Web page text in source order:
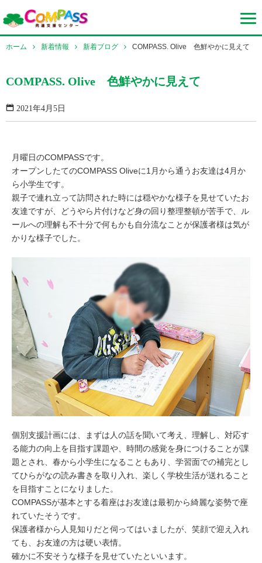
ホーム 新着情報 新着ブログ COMPASS. Olive 色鮮やかに見えて
COMPASS. Olive 色鮮やかに見えて
2021年4月5日
月曜日のCOMPASSです。
オープンしたてのCOMPASS Oliveに1月から通うお友達は4月か
ら小学生です。
親子で連れ立って訪問された時には穏やかな様子を見せていたお
友達ですが、どうやら片付けなど身の回り整理整頓が苦手で、ル
ールへの理解も不十分で何もかも自分流なことが保護者様は気が
かりな様子でした。
個別支援計画には、まずは人の話を聞いて考え、理解し、対応す
る能力の向上を目指す課題や、時間の感覚を身につけることが課
題とされ、春から小学生になることもあり、学習面での補完とし
てひらがなの読み書きを取り入れ、楽しく学校生活が送れること
を目指すことになりました。
COMPASSが基本とする着座はお友達は最初から綺麗な姿勢で座
れていたそうです。
保護者様から人見知りだと伺ってはいましたが、笑顔で迎え入れ
ても、お友達の方は硬い表情。
確かに不安そうな様子を見せていたといいます。